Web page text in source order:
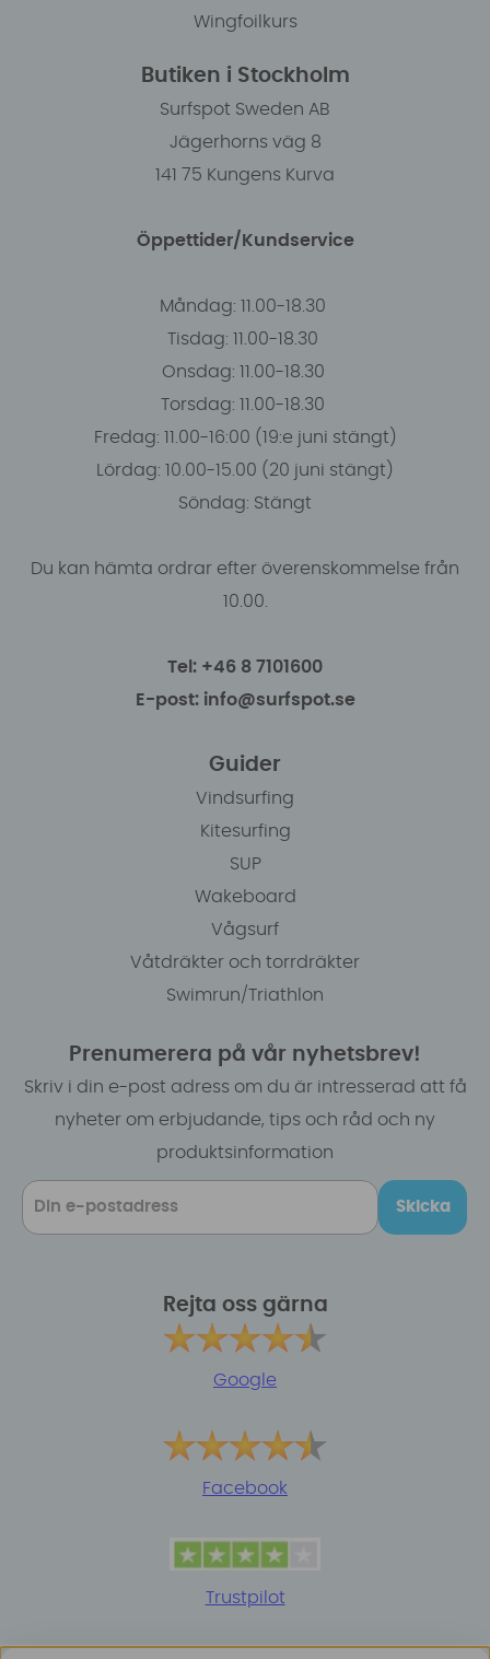
Wingfoilkurs
Butiken i Stockholm
Surfspot Sweden AB
Jägerhorns väg 8
141 75 Kungens Kurva
Öppettider/Kundservice
Måndag: 11.00-18.30
Tisdag: 11.00-18.30
Onsdag: 11.00-18.30
Torsdag: 11.00-18.30
Fredag: 11.00-16:00 (19:e juni stängt)
Lördag: 10.00-15.00 (20 juni stängt)
Söndag: Stängt
Du kan hämta ordrar efter överenskommelse från
10.00.
Tel: +46 8 7101600
E-post: info@surfspot.se
Guider
Vindsurfing
Kitesurfing
SUP
Wakeboard
Vågsurf
Våtdräkter och torrdräkter
Swimrun/Triathlon
Prenumerera på vår nyhetsbrev!
Skriv i din e-post adress om du är intresserad att få
nyheter om erbjudande, tips och råd och ny
produktsinformation
Skicka
Rejta oss gärna
Google
Facebook
Trustpilot